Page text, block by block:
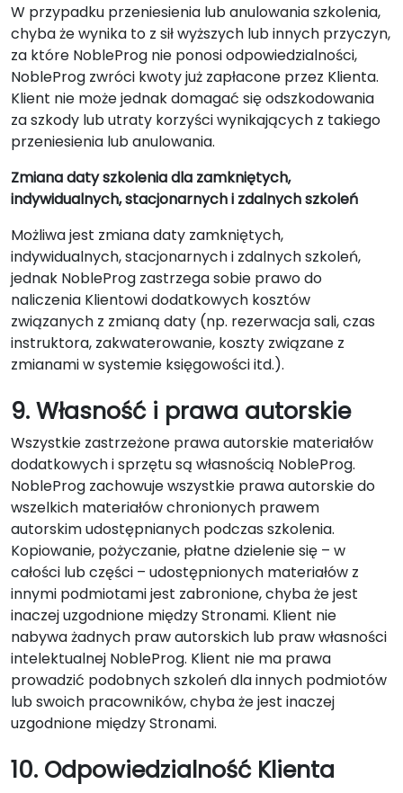
W przypadku przeniesienia lub anulowania szkolenia,
chyba że wynika to z sił wyższych lub innych przyczyn,
za które NobleProg nie ponosi odpowiedzialności,
NobleProg zwróci kwoty już zapłacone przez Klienta.
Klient nie może jednak domagać się odszkodowania
za szkody lub utraty korzyści wynikających z takiego
przeniesienia lub anulowania.
Zmiana daty szkolenia dla zamkniętych,
indywidualnych, stacjonarnych i zdalnych szkoleń
Możliwa jest zmiana daty zamkniętych,
indywidualnych, stacjonarnych i zdalnych szkoleń,
jednak NobleProg zastrzega sobie prawo do
naliczenia Klientowi dodatkowych kosztów
związanych z zmianą daty (np. rezerwacja sali, czas
instruktora, zakwaterowanie, koszty związane z
zmianami w systemie księgowości itd.).
9. Własność i prawa autorskie
Wszystkie zastrzeżone prawa autorskie materiałów
dodatkowych i sprzętu są własnością NobleProg.
NobleProg zachowuje wszystkie prawa autorskie do
wszelkich materiałów chronionych prawem
autorskim udostępnianych podczas szkolenia.
Kopiowanie, pożyczanie, płatne dzielenie się – w
całości lub części – udostępnionych materiałów z
innymi podmiotami jest zabronione, chyba że jest
inaczej uzgodnione między Stronami. Klient nie
nabywa żadnych praw autorskich lub praw własności
intelektualnej NobleProg. Klient nie ma prawa
prowadzić podobnych szkoleń dla innych podmiotów
lub swoich pracowników, chyba że jest inaczej
uzgodnione między Stronami.
10. Odpowiedzialność Klienta